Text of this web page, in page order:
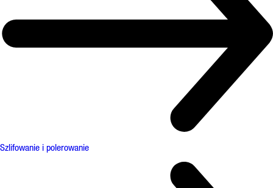
Szlifowanie i polerowanie